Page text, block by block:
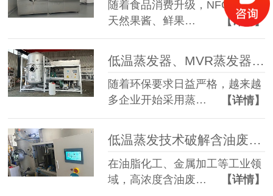
随着食品消费升级，NFC果汁、
天然果酱、鲜果…
【详情】
随着环保要求日益严格，越来越
多企业开始采用蒸…
【详情】
低温蒸发技术破解含油废水治理难题 实现 85% 废液减量与产水全回用
在油脂化工、金属加工等工业领
域，高浓度含油废…
【详情】